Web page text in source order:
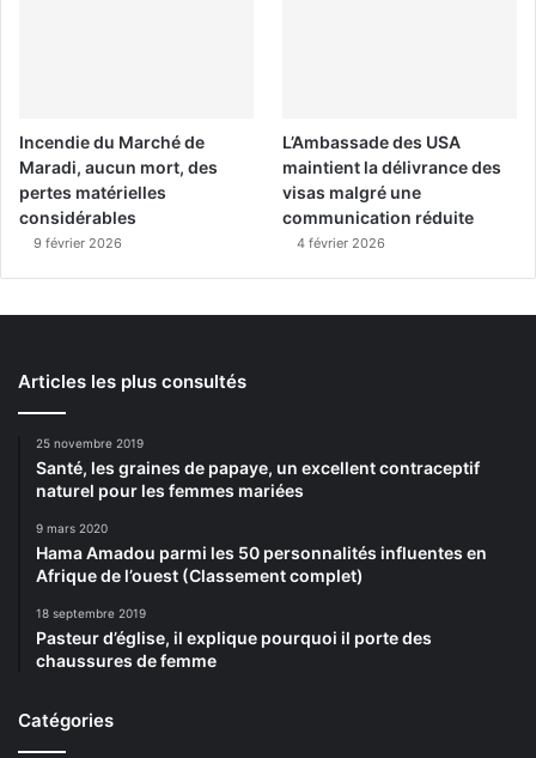
Incendie du Marché de
Maradi, aucun mort, des
pertes matérielles
considérables
9 février 2026
L’Ambassade des USA
maintient la délivrance des
visas malgré une
communication réduite
4 février 2026
Articles les plus consultés
25 novembre 2019
Santé, les graines de papaye, un excellent contraceptif
naturel pour les femmes mariées
9 mars 2020
Hama Amadou parmi les 50 personnalités influentes en
Afrique de l’ouest (Classement complet)
18 septembre 2019
Pasteur d’église, il explique pourquoi il porte des
chaussures de femme
Catégories